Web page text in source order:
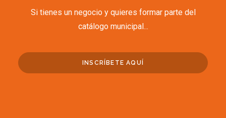
Si tienes un negocio y quieres formar parte del
catálogo municipal...
INSCRÍBETE AQUÍ